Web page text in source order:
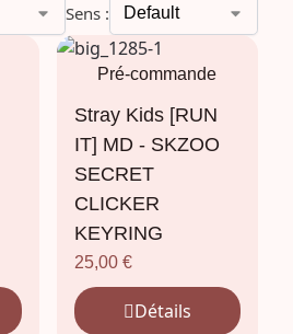
Sens :
Pré-commande
Stray Kids [RUN
IT] MD - SKZOO
SECRET
CLICKER
KEYRING
25,00 €
Détails